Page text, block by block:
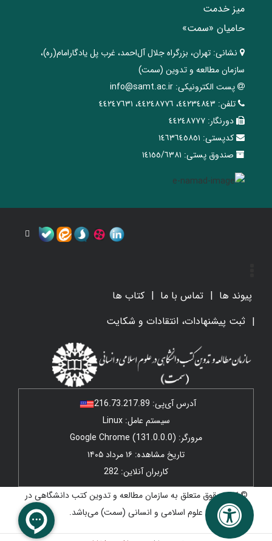
میز خدمت
حامیان «سمت»
نشانی: تهران، ‌بزرگراه ‌جلال آل‌احمد، غرب پل يادگار‌امام(ره)‌،
سازمان مطالعه و تدوین‌ (سمت)
پست الکترونیکی: info@samt.ac.ir
تلفن: ٤٤٢٣٤٨٤٣، ٤٤٢٤٨٧٧٦، ٤٤٢٤٧٦٣١
دورنگار: ٤٤٢٤٨٧٧٧
کدپستی: ١٤٦٣٦٤٥٨٥١
صندوق پستی: ١٤١٥٥/٦٣٨١
پیوند ها تماس با ما
کتاب ها
ثبت پیشنهادات، انتقادات و شکایت
آدرس آی‌پی: 216.73.217.89
سیستم عامل: Linux
مرورگر: Google Chrome (131.0.0.0)
تاریخ مشاهده: ۱۶ مرداد ۱۴۰۵
کاربران آنلاین: 282
© کلیه حقوق متعلق به سازمان مطالعه و تدوین کتب دانشگاهی در
علوم اسلامی و انسانی (سمت) می‌باشد.